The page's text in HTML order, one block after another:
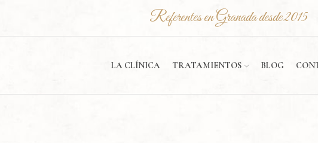
Referentes en Granada desde 2015
LA CLÍNICA TRATAMIENTOS BLOG